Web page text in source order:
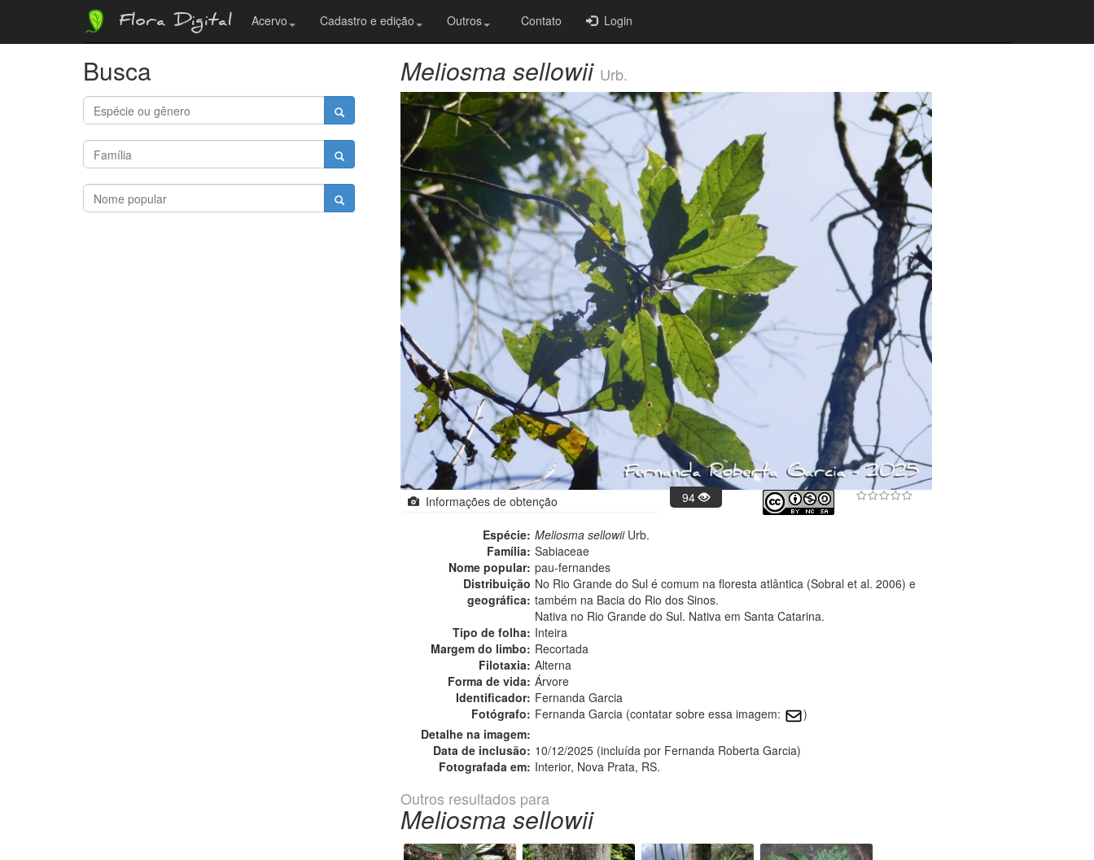
Flora Digital Acervo Cadastro e edição Outros Contato Login
Busca Meliosma sellowii Urb.
Informações de obtenção 94
Espécie: Meliosma sellowiiUrb.
Família: Sabiaceae
Nome popular: pau-fernandes
Distribuição
geográfica:
No Rio Grande do Sul é comum na floresta atlântica (Sobral et al. 2006) e
também na Bacia do Rio dos Sinos.
Nativa no Rio Grande do Sul. Nativa em Santa Catarina.
Tipo de folha: Inteira
Margem do limbo: Recortada
Filotaxia: Alterna
Forma de vida: Árvore
Identificador: Fernanda Garcia
Fotógrafo: Fernanda Garcia (contatar sobre essa imagem:
)
Detalhe na imagem:
Data de inclusão: 10/12/2025 (incluída por Fernanda Roberta Garcia)
Fotografada em: Interior, Nova Prata, RS.
Outros resultados para
Meliosma sellowii